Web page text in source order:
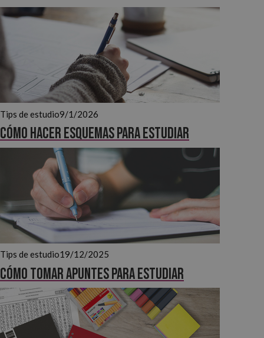
nuestro blog y apunta consejos y tips para aprovechar mejor tu
tiempo de estudio.
Tips de estudio9/1/2026
Cómo hacer esquemas para estudiar
Tips de estudio19/12/2025
Cómo tomar apuntes para estudiar